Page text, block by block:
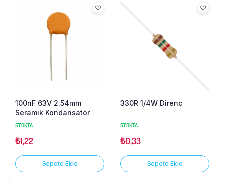
100nF 63V 2.54mm
Seramik Kondansatör
STOKTA
₺1,22
Sepete Ekle
330R 1/4W Direnç
STOKTA
₺0,33
Sepete Ekle